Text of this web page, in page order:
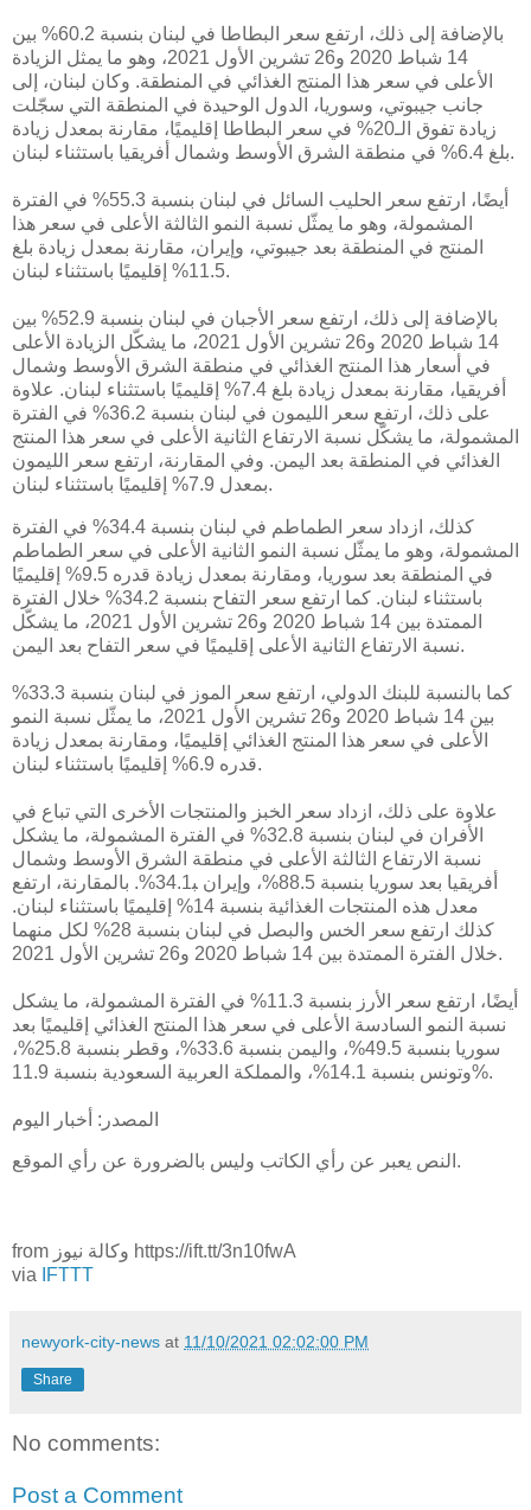
بالإضافة إلى ذلك، ارتفع سعر البطاطا في لبنان بنسبة 60.2% بين
14 شباط 2020 و26 تشرين الأول 2021، وهو ما يمثل الزيادة
الأعلى في سعر هذا المنتج الغذائي في المنطقة. وكان لبنان، إلى
جانب جيبوتي، وسوريا، الدول الوحيدة في المنطقة التي سجّلت
زيادة تفوق الـ20% في سعر البطاطا إقليميًا، مقارنة بمعدل زيادة
بلغ 6.4% في منطقة الشرق الأوسط وشمال أفريقيا باستثناء لبنان.
أيضًا، ارتفع سعر الحليب السائل في لبنان بنسبة 55.3% في الفترة
المشمولة، وهو ما يمثّل نسبة النمو الثالثة الأعلى في سعر هذا
المنتج في المنطقة بعد جيبوتي، وإيران، مقارنة بمعدل زيادة بلغ
11.5% إقليميًا باستثناء لبنان.
بالإضافة إلى ذلك، ارتفع سعر الأجبان في لبنان بنسبة 52.9% بين
14 شباط 2020 و26 تشرين الأول 2021، ما يشكّل الزيادة الأعلى
في أسعار هذا المنتج الغذائي في منطقة الشرق الأوسط وشمال
أفريقيا، مقارنة بمعدل زيادة بلغ 7.4% إقليميًا باستثناء لبنان. علاوة
على ذلك، ارتفع سعر الليمون في لبنان بنسبة 36.2% في الفترة
المشمولة، ما يشكّل نسبة الارتفاع الثانية الأعلى في سعر هذا المنتج
الغذائي في المنطقة بعد اليمن. وفي المقارنة، ارتفع سعر الليمون
بمعدل 7.9% إقليميًا باستثناء لبنان.
كذلك، ازداد سعر الطماطم في لبنان بنسبة 34.4% في الفترة
المشمولة، وهو ما يمثّل نسبة النمو الثانية الأعلى في سعر الطماطم
في المنطقة بعد سوريا، ومقارنة بمعدل زيادة قدره 9.5% إقليميًا
باستثناء لبنان. كما ارتفع سعر التفاح بنسبة 34.2% خلال الفترة
الممتدة بين 14 شباط 2020 و26 تشرين الأول 2021، ما يشكّل
نسبة الارتفاع الثانية الأعلى إقليميًا في سعر التفاح بعد اليمن.
كما بالنسبة للبنك الدولي، ارتفع سعر الموز في لبنان بنسبة 33.3%
بين 14 شباط 2020 و26 تشرين الأول 2021، ما يمثّل نسبة النمو
الأعلى في سعر هذا المنتج الغذائي إقليميًا، ومقارنة بمعدل زيادة
قدره 6.9% إقليميًا باستثناء لبنان.
علاوة على ذلك، ازداد سعر الخبز والمنتجات الأخرى التي تباع في
الأفران في لبنان بنسبة 32.8% في الفترة المشمولة، ما يشكل
نسبة الارتفاع الثالثة الأعلى في منطقة الشرق الأوسط وشمال
أفريقيا بعد سوريا بنسبة 88.5%، وإيران ﺒ34.1%. بالمقارنة، ارتفع
معدل هذه المنتجات الغذائية بنسبة 14% إقليميًا باستثناء لبنان.
كذلك ارتفع سعر الخس والبصل في لبنان بنسبة 28% لكل منهما
خلال الفترة الممتدة بين 14 شباط 2020 و26 تشرين الأول 2021.
أيضًا، ارتفع سعر الأرز بنسبة 11.3% في الفترة المشمولة، ما يشكل
نسبة النمو السادسة الأعلى في سعر هذا المنتج الغذائي إقليميًا بعد
سوريا بنسبة 49.5%، واليمن بنسبة 33.6%، وقطر بنسبة 25.8%،
وتونس بنسبة 14.1%، والمملكة العربية السعودية بنسبة 11.9%.
المصدر: أخبار اليوم
النص يعبر عن رأي الكاتب وليس بالضرورة عن رأي الموقع.
from وكالة نيوز https://ift.tt/3n10fwA
via
IFTTT
newyork-city-news at 11/10/2021 02:02:00 PM
Share
No comments:
Post a Comment